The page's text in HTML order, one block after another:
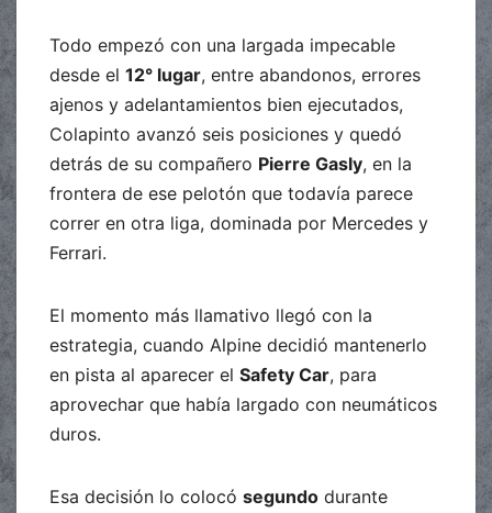
Todo empezó con una largada impecable
desde el 12° lugar, entre abandonos, errores
ajenos y adelantamientos bien ejecutados,
Colapinto avanzó seis posiciones y quedó
detrás de su compañero Pierre Gasly, en la
frontera de ese pelotón que todavía parece
correr en otra liga, dominada por Mercedes y
Ferrari.
El momento más llamativo llegó con la
estrategia, cuando Alpine decidió mantenerlo
en pista al aparecer el Safety Car, para
aprovechar que había largado con neumáticos
duros.
Esa decisión lo colocó segundo durante